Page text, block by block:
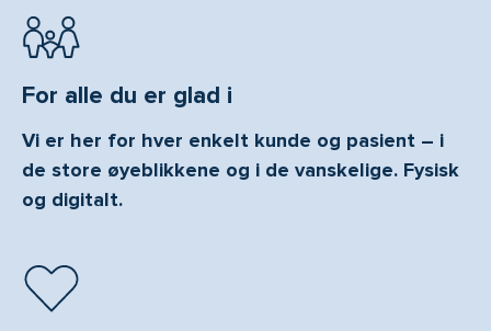
For alle du er glad i
Vi er her for hver enkelt kunde og pasient – i
de store øyeblikkene og i de vanskelige. Fysisk
og digitalt.